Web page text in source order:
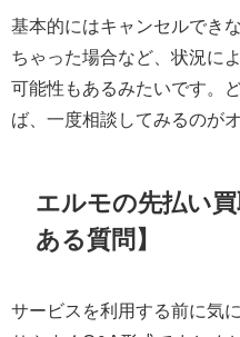
基本的にはキャンセルでき
ちゃった場合など、状況に
可能性もあるみたいです。
ば、一度相談してみるのが
エルモの先払い
ある質問】
サービスを利用する前に気